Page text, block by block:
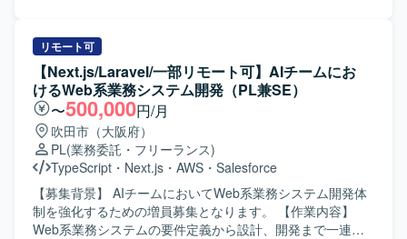
スタックやプロダクト環境は、既存の基幹システムと連携
した形での検討・レビューを行っていただきます。
業務を推進し、周囲と連携しながら改善提案や運用高度化
に取り組んでいただける方が望ましいです。 【ポジション
の魅力】 高セキュリティ環境における基盤再構築および運
用移管の上流から携わることができ、JP1およびIaCを活用
した運用設計・構築の経験を深めることができます。顧客
との直接コミュニケーションを通じて、要件定義や課題解
決のスキルも伸ばせるポジションです。 【開発環境】
Talend を用いたマスタデータ連携基盤、高セキュリティ環
境（SDPF）上でのAnsibleによるIaCベースの基盤構築、お
よびJP1-IM／JP1-AJSによる監視・ジョブ管理を利用いた
します。
物レビューや、他部門との各種調整および取りまとめを実
施していただきます。 ビジネス部門との要件調整や、各種
調査および問い合わせ対応を担当していただきます。 各種
会議やレビューの運営支援にも携わっていただきます。
【求める人物像】 関係者と円滑にコミュニケーションを取
りながら主体的に業務を推進できる方を求めております。
複数のステークホルダーと調整しながらプロジェクトを前
に進めていくことに前向きに取り組める方を歓迎いたしま
す。 【ポジションの魅力】 損害保険の団体領域におけるオ
ンラインシステムに深く関わることで、業務知識とITスキ
ルの双方を高めていただけます。 開発会社やビジネス部門
リモート可
【Next.js/Laravel/一部リモート可】AIチームにお
けるWeb系業務システム開発（PL兼SE）
〜500,000円/月
吹田市（大阪府）
PL(業務委託・フリーランス)
TypeScript ・ Next.js ・ AWS ・ Salesforce
【募集背景】 AIチームにおいてWeb系業務システム開発体
制を強化するための増員募集となります。 【作業内容】
Web系業務システムの要件定義から設計、開発まで一連の